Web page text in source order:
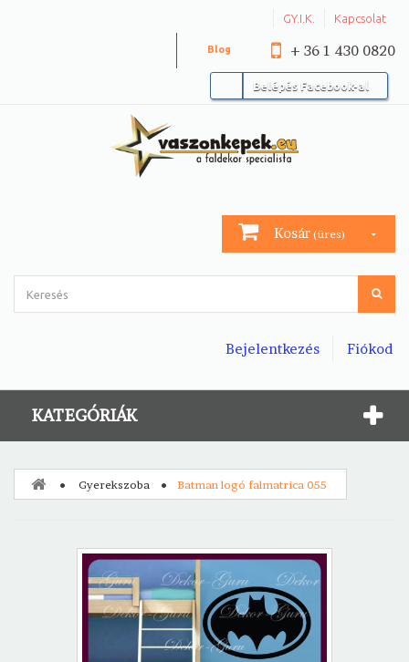
GY.I.K. Kapcsolat
+ 36 1 430 0820
Blog
Belépés Facebook-al
Kosár (üres)
Fiókod
Bejelentkezés
KATEGÓRIÁK
Gyerekszoba Batman logó falmatrica 055